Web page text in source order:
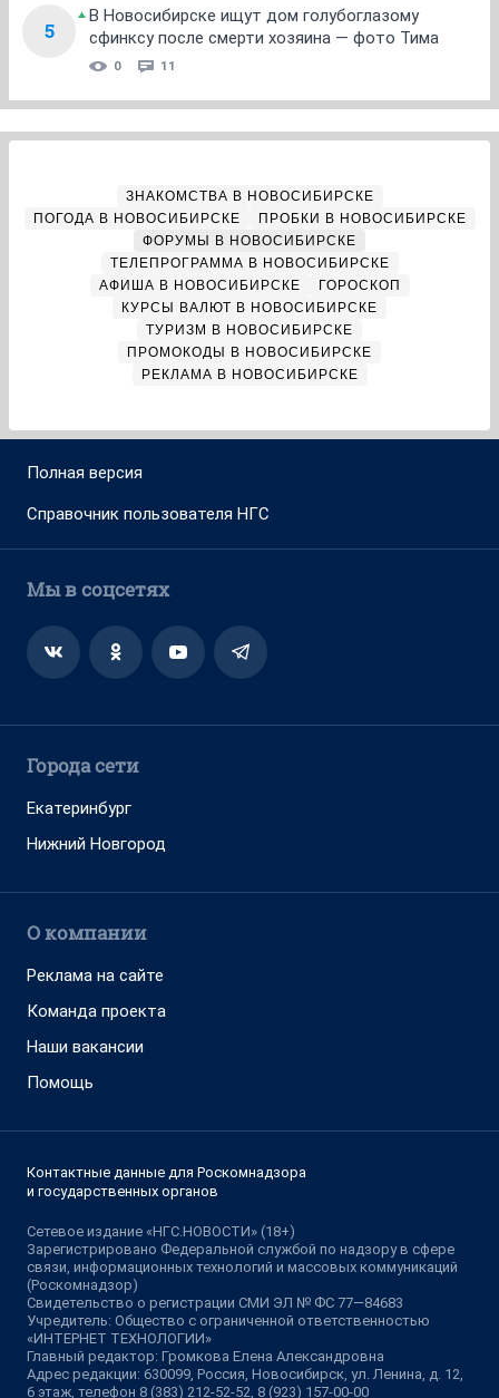
5
В Новосибирске ищут дом голубоглазому
сфинксу после смерти хозяина — фото Тима
0 11
ЗНАКОМСТВА В НОВОСИБИРСКЕ
ПОГОДА В НОВОСИБИРСКЕ
ПРОБКИ В НОВОСИБИРСКЕ
ФОРУМЫ В НОВОСИБИРСКЕ
ТЕЛЕПРОГРАММА В НОВОСИБИРСКЕ
АФИША В НОВОСИБИРСКЕ
ГОРОСКОП
КУРСЫ ВАЛЮТ В НОВОСИБИРСКЕ
ТУРИЗМ В НОВОСИБИРСКЕ
ПРОМОКОДЫ В НОВОСИБИРСКЕ
РЕКЛАМА В НОВОСИБИРСКЕ
Полная версия
Справочник пользователя НГС
Мы в соцсетях
Города сети
Екатеринбург
Нижний Новгород
О компании
Реклама на сайте
Команда проекта
Наши вакансии
Помощь
Контактные данные для Роскомнадзора
и государственных органов
Сетевое издание «НГС.НОВОСТИ» (18+)
Зарегистрировано Федеральной службой по надзору в сфере
связи, информационных технологий и массовых коммуникаций
(Роскомнадзор)
Свидетельство о регистрации СМИ ЭЛ № ФС 77—84683
Учредитель: Общество с ограниченной ответственностью
«ИНТЕРНЕТ ТЕХНОЛОГИИ»
Главный редактор: Громкова Елена Александровна
Адрес редакции: 630099, Россия, Новосибирск, ул. Ленина, д. 12,
6 этаж, телефон 8 (383) 212-52-52, 8 (923) 157-00-00